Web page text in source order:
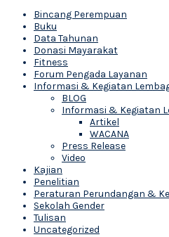
Bincang Perempuan
Buku
Data Tahunan
Donasi Mayarakat
Fitness
Forum Pengada Layanan
Informasi & Kegiatan
BLOG
Informasi & Kegiatan
Artikel
WACANA
Press Release
Video
Kajian
Penelitian
Peraturan Perundangan &
Sekolah Gender
Tulisan
Uncategorized